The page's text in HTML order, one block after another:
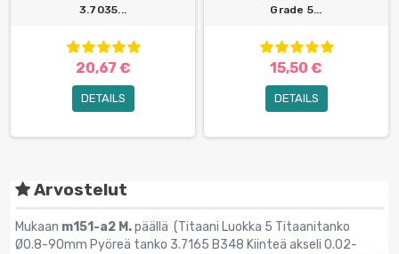
3.7035...
20,67 €
DETAILS
Grade 5...
15,50 €
DETAILS
Arvostelut
Mukaan m151-a2 M.päällä (Titaani Luokka 5 Titaanitanko
Ø0.8-90mm Pyöreä tanko 3.7165 B348 Kiinteä akseli 0.02-